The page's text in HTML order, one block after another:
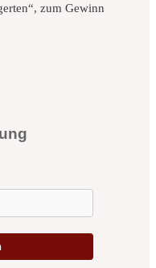
zum Gewinn